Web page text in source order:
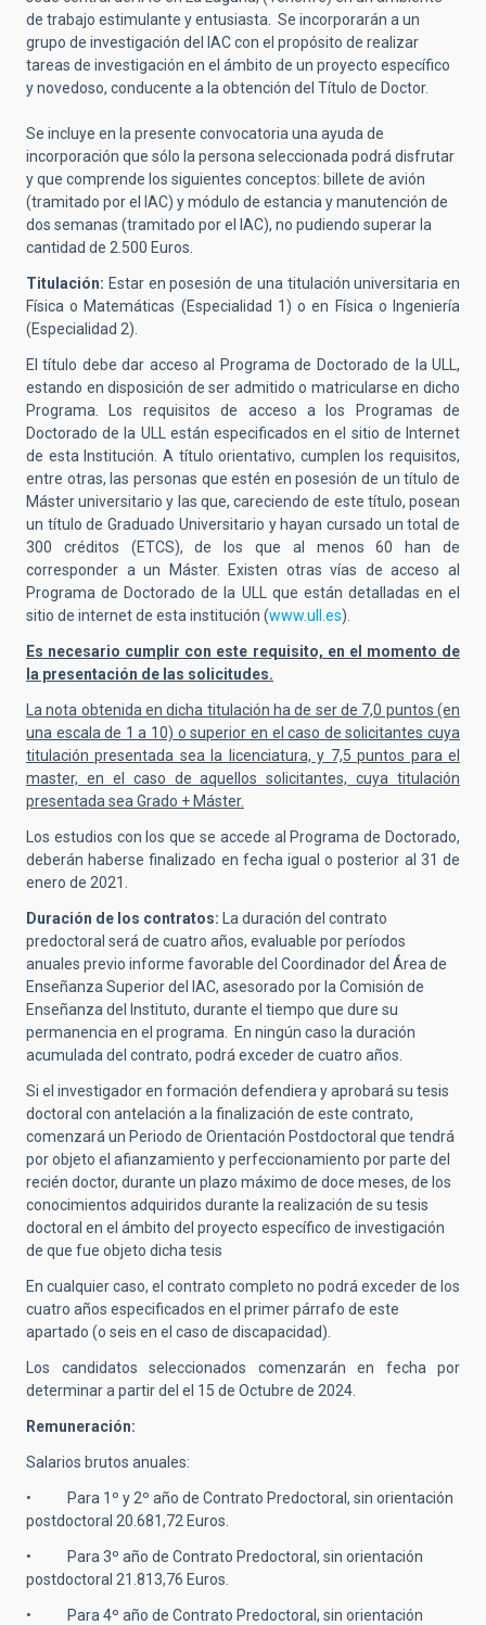
de trabajo estimulante y entusiasta. Se incorporarán a un
grupo de investigación del IAC con el propósito de realizar
tareas de investigación en el ámbito de un proyecto específico
y novedoso, conducente a la obtención del Título de Doctor.
Se incluye en la presente convocatoria una ayuda de
incorporación que sólo la persona seleccionada podrá disfrutar
y que comprende los siguientes conceptos: billete de avión
(tramitado por el IAC) y módulo de estancia y manutención de
dos semanas (tramitado por el IAC), no pudiendo superar la
cantidad de 2.500 Euros.
Titulación: Estar en posesión de una titulación universitaria en
Física o Matemáticas (Especialidad 1) o en Física o Ingeniería
(Especialidad 2).
El título debe dar acceso al Programa de Doctorado de la ULL,
estando en disposición de ser admitido o matricularse en dicho
Programa.
Los requisitos de acceso a los Programas de
Doctorado de la ULL están especificados en el sitio de Internet
de esta Institución. A título orientativo, cumplen los requisitos,
entre otras, las personas que estén en posesión de un título de
Máster universitario y las que, careciendo de este título, posean
un título de Graduado Universitario y hayan cursado un total de
300 créditos (ETCS), de los que al menos 60 han de
corresponder a un Máster. Existen otras vías de acceso al
Programa de Doctorado de la ULL que están detalladas en el
sitio de internet de esta institución (www.ull.es).
Es necesario cumplir con este requisito, en el momento de
la presentación de las solicitudes.
La nota obtenida en dicha titulación ha de ser de 7,0 puntos (en
una escala de 1 a 10) o superior en el caso de solicitantes cuya
titulación presentada sea la licenciatura, y 7,5 puntos para el
master, en el caso de aquellos solicitantes, cuya titulación
presentada sea Grado + Máster.
Los estudios con los que se accede al Programa de Doctorado,
deberán haberse finalizado en fecha igual o posterior al 31 de
enero de 2021.
Duración de los contratos: La duración del contrato
predoctoral será de cuatro años, evaluable por períodos
anuales previo informe favorable del Coordinador del Área de
Enseñanza Superior del IAC, asesorado por la Comisión de
Enseñanza del Instituto, durante el tiempo que dure su
permanencia en el programa. En ningún caso la duración
acumulada del contrato, podrá exceder de cuatro años.
Si el investigador en formación defendiera y aprobará su tesis
doctoral con antelación a la finalización de este contrato,
comenzará un Periodo de Orientación Postdoctoral que tendrá
por objeto el afianzamiento y perfeccionamiento por parte del
recién doctor, durante un plazo máximo de doce meses, de los
conocimientos adquiridos durante la realización de su tesis
doctoral en el ámbito del proyecto específico de investigación
de que fue objeto dicha tesis
En cualquier caso, el contrato completo no podrá exceder de los
cuatro años especificados en el primer párrafo de este
apartado (o seis en el caso de discapacidad).
Los candidatos seleccionados comenzarán en fecha por
determinar a partir del el 15 de Octubre de 2024.
Remuneración:
Salarios brutos anuales:
• Para 1º y 2º año de Contrato Predoctoral, sin orientación
postdoctoral 20.681,72 Euros.
• Para 3º año de Contrato Predoctoral, sin orientación
postdoctoral 21.813,76 Euros.
• Para 4º año de Contrato Predoctoral, sin orientación